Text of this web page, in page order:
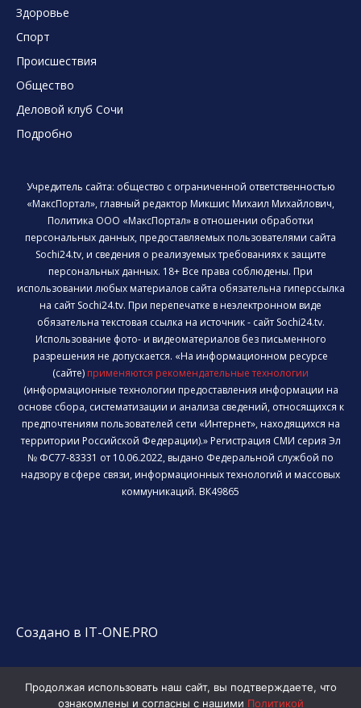
Здоровье
Спорт
Происшествия
Общество
Деловой клуб Сочи
Подробно
Учредитель сайта: общество с ограниченной ответственностью
«МаксПортал», главный редактор Микшис Михаил Михайлович,
Политика ООО «МаксПортал» в отношении обработки
персональных данных, предоставляемых пользователями сайта
Sochi24.tv, и сведения о реализуемых требованиях к защите
персональных данных. 18+ Все права соблюдены. При
использовании любых материалов сайта обязательна гиперссылка
на сайт Sochi24.tv. При перепечатке в неэлектронном виде
обязательна текстовая ссылка на источник - сайт Sochi24.tv.
Использование фото- и видеоматериалов без письменного
разрешения не допускается. «На информационном ресурсе
(сайте) применяются рекомендательные технологии
(информационные технологии предоставления информации на
основе сбора, систематизации и анализа сведений, относящихся к
предпочтениям пользователей сети «Интернет», находящихся на
территории Российской Федерации).» Регистрация СМИ серия Эл
№ ФС77-83331 от 10.06.2022, выдано Федеральной службой по
надзору в сфере связи, информационных технологий и массовых
коммуникаций. ВК49865
Создано в IT-ONE.PRO
Продолжая использовать наш сайт, вы подтверждаете, что
ознакомлены и согласны с нашими Политикой